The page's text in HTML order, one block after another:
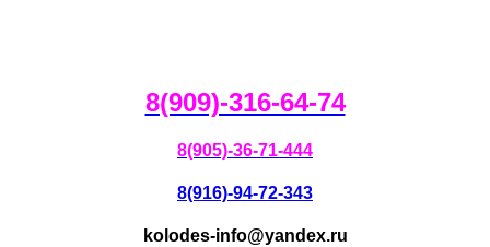
8(909)-316-64-74
8(905)-36-71-444
8(916)-94-72-343
kolodes-info@yandex.ru